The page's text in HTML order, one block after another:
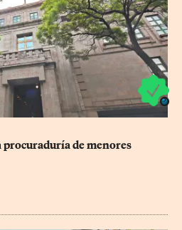
procuraduría de menores